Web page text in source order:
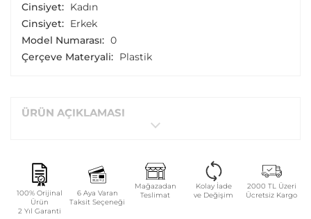
100% Orijinal
Ürün
2 Yıl Garanti
6 Aya Varan
Taksit Seçeneği
Mağazadan
Teslimat
Kolay İade
ve Değişim
2000 TL Üzeri
Ücretsiz Kargo
ÜRÜN AÇIKLAMASI
Cinsiyet: Kadın
Cinsiyet: Erkek
Model Numarası: 0
Çerçeve Materyali: Plastik